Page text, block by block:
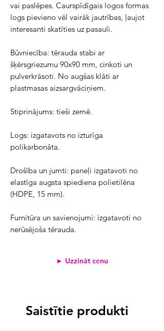
vai paslēpes. Caurspīdīgais logos formas
logs pievieno vēl vairāk jautrības, ļaujot
interesanti skatīties uz pasauli.
Būvniecība: tērauda stabi ar
šķērsgriezumu 90x90 mm, cinkoti un
pulverkrāsoti. No augšas klāti ar
plastmasas aizsargvāciņiem.
Stiprinājums: tieši zemē.
Logs: izgatavots no izturīga
polikarbonāta.
Drošība un jumti: paneļi izgatavoti no
elastīga augsta spiediena polietilēna
(HDPE, 15 mm).
Furnitūra un savienojumi: izgatavoti no
nerūsējoša tērauda.
► Uzzināt cenu
Saistītie produkti